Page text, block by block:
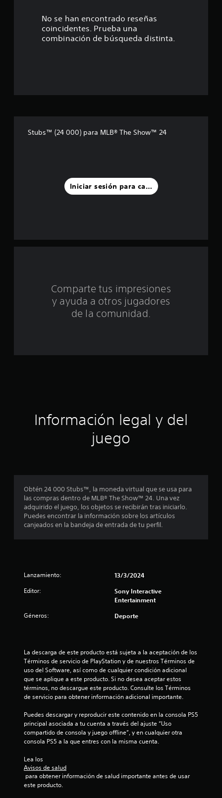
l
a
o
o
t
r
e
c
a
l
i
f
c
No se han encontrado reseñas
coincidentes. Prueba una
combinación de búsqueda distinta.
Stubs™ (24 000) para MLB® The Show™ 24
Iniciar sesión para calificar
Comparte tus impresiones
y ayuda a otros jugadores
de la comunidad.
Información legal y del
juego
Obtén 24 000 Stubs™, la moneda virtual que se usa para
las compras dentro de MLB® The Show™ 24. Una vez
adquirido el juego, los objetos se recibirán tras iniciarlo.
Puedes encontrar la información sobre los artículos
canjeados en la bandeja de entrada de tu perfil.
Lanzamiento: 13/3/2024
Editor:
Sony Interactive
Entertainment
Géneros: Deporte
La descarga de este producto está sujeta a la aceptación de los
Términos de servicio de PlayStation y de nuestros Términos de
uso del Software, así como de cualquier condición adicional
que se aplique a este producto. Si no desea aceptar estos
términos, no descargue este producto. Consulte los Términos
de servicio para obtener información adicional importante.
Puedes descargar y reproducir este contenido en la consola PS5
principal asociada a tu cuenta a través del ajuste “Uso
compartido de consola y juego offline”, y en cualquier otra
consola PS5 a la que entres con la misma cuenta.
Lea los
Avisos de salud
este producto.